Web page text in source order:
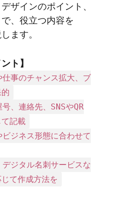
ザインの​ポイント、​
、​役立つ内容を​
ます。
ト】
事のチャンス拡大、ブ
、連絡先、SNSやQR
記載
ジネス形態に合わせて
ジタル名刺サービスな
て作成方法を